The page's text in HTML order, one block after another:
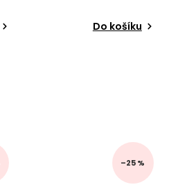
Do košíku
–25 %